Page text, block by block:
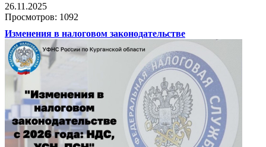
26.11.2025
Просмотров: 1092
Изменения в налоговом законодательстве